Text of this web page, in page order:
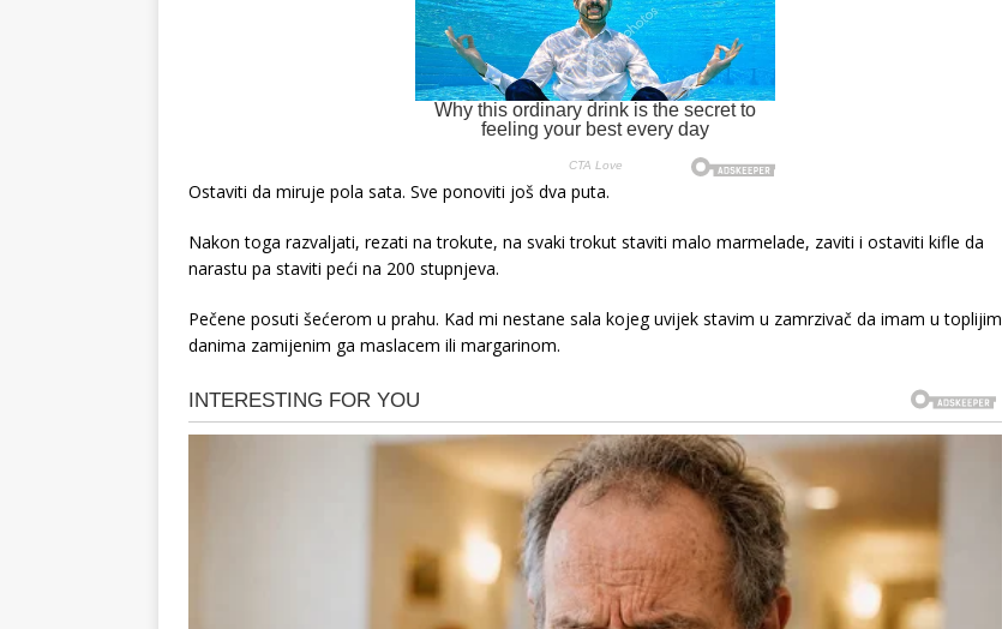
Ostaviti da miruje pola sata. Sve ponoviti još dva puta.
Nakon toga razvaljati, rezati na trokute, na svaki trokut staviti malo marmelade, zaviti i ostaviti kifle da
narastu pa staviti peći na 200 stupnjeva.
Pečene posuti šećerom u prahu. Kad mi nestane sala kojeg uvijek stavim u zamrzivač da imam u toplijim
danima zamijenim ga maslacem ili margarinom.